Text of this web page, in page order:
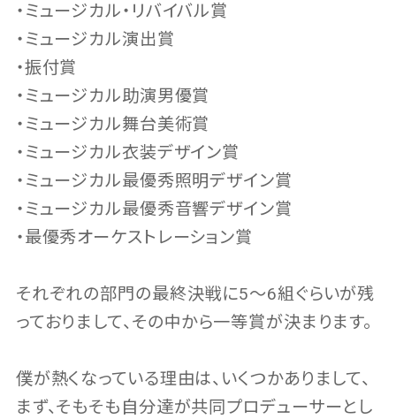
・ミュージカル・リバイバル賞
・ミュージカル演出賞
・振付賞
・ミュージカル助演男優賞
・ミュージカル舞台美術賞
・ミュージカル衣装デザイン賞
・ミュージカル最優秀照明デザイン賞
・ミュージカル最優秀音響デザイン賞
・最優秀オーケストレーション賞
それぞれの部門の最終決戦に5〜6組ぐらいが残
っておりまして、その中から一等賞が決まります。
僕が熱くなっている理由は、いくつかありまして、
まず、そもそも自分達が共同プロデューサーとし